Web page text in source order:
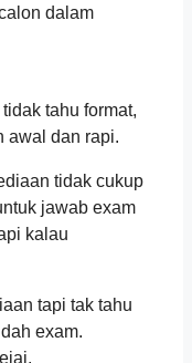
dalam
tahu format,
awal dan rapi.
tidak cukup
jawab exam
kalau
tapi tak tahu
exam.